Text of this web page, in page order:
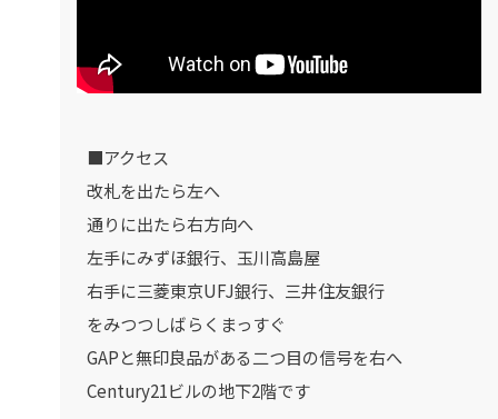
■アクセス
改札を出たら左へ
通りに出たら右方向へ
左手にみずほ銀行、玉川高島屋
右手に三菱東京UFJ銀行、三井住友銀行
をみつつしばらくまっすぐ
GAPと無印良品がある二つ目の信号を右へ
Century21ビルの地下2階です